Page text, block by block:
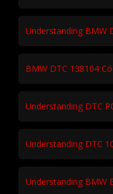
Understanding BMW
BMW DTC 138104
Understanding DTC
Understanding DTC
Understanding BMW